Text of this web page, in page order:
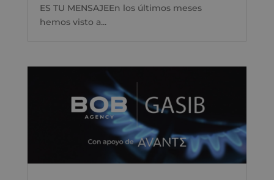
ES TU MENSAJEEn los últimos meses
hemos visto a...